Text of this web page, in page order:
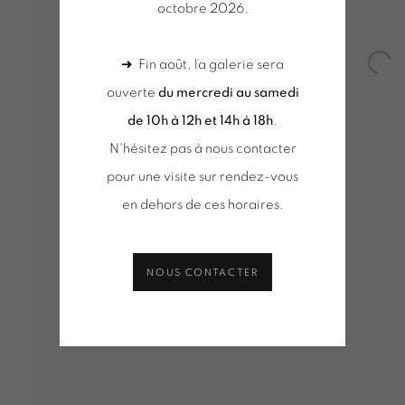
VUES D'INSTALLATION SÉLECTION D'OEUVRES
octobre 2026.
➜ Fin août, la galerie sera
ouverte du mercredi au samedi
de 10h à 12h et 14h à 18h.
N'hésitez pas à nous contacter
pour une visite sur rendez-vous
en dehors de ces horaires.
NOUS CONTACTER